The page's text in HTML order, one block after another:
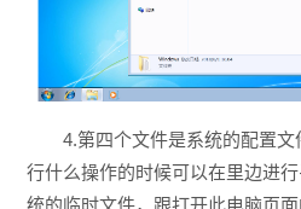
4.第四个文件是系统的配置文
行什么操作的时候可以在里边进